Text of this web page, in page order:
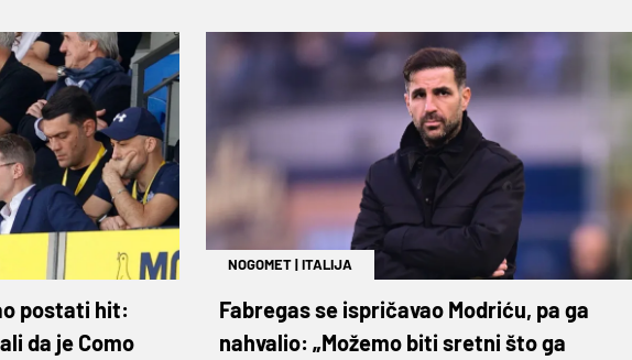
postati hit:
da je Como
NOGOMET|ITALIJA
Fabregas se ispričavao Modriću, pa ga
nahvalio: „Možemo biti sretni što ga